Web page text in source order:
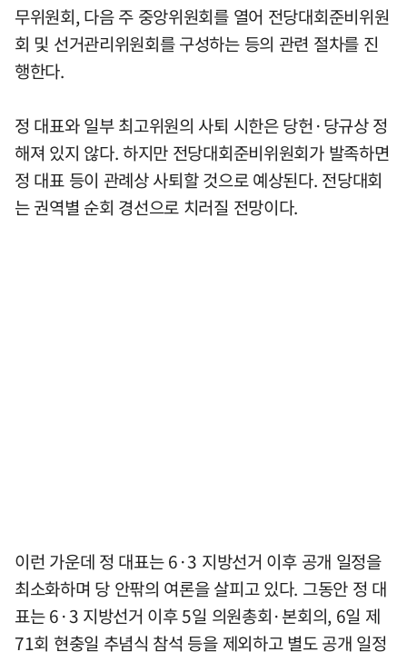
무위원회, 다음 주 중앙위원회를 열어 전당대회준비위원
회 및 선거관리위원회를 구성하는 등의 관련 절차를 진
행한다.
정 대표와 일부 최고위원의 사퇴 시한은 당헌·당규상 정
해져 있지 않다. 하지만 전당대회준비위원회가 발족하면
정 대표 등이 관례상 사퇴할 것으로 예상된다. 전당대회
는 권역별 순회 경선으로 치러질 전망이다.
이런 가운데 정 대표는 6·3 지방선거 이후 공개 일정을
최소화하며 당 안팎의 여론을 살피고 있다. 그동안 정 대
표는 6·3 지방선거 이후 5일 의원총회·본회의, 6일 제
71회 현충일 추념식 참석 등을 제외하고 별도 공개 일정